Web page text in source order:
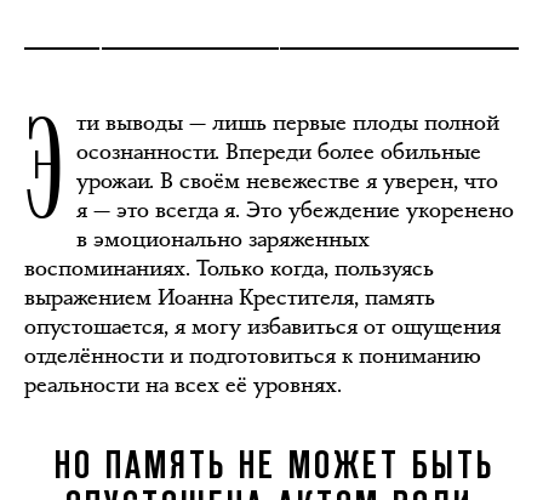
Э ти выводы — лишь первые плоды полной
осознанности. Впереди более обильные
урожаи. В своём невежестве я уверен, что
я — это всегда я. Это убеждение укоренено
в эмоционально заряженных
воспоминаниях. Только когда, пользуясь
выражением Иоанна Крестителя, память
опустошается, я могу избавиться от ощущения
отделённости и подготовиться к пониманию
реальности на всех её уровнях.
НО ПАМЯТЬ НЕ МОЖЕТ БЫТЬ